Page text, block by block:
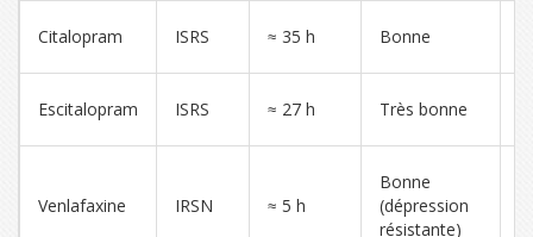
Citalopram ISRS ≈ 35 h Bonne
Escitalopram ISRS ≈ 27 h Très bonne
Venlafaxine IRSN ≈ 5 h
Bonne
(dépression
résistante)